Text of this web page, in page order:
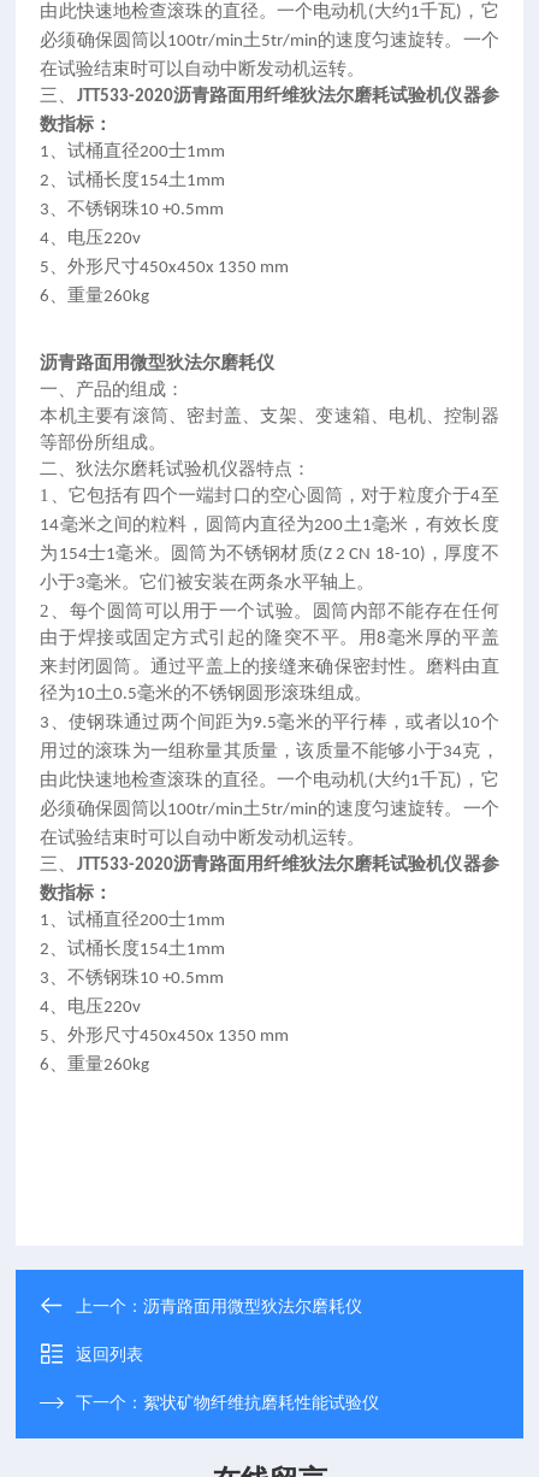
由此快速地检查滚珠的直径。一个电动机(大约1千瓦) ，它
必须确保圆筒以100tr/min土5tr/min的速度匀速旋转。一个
在试验结束时可以自动中断发动机运转。
三、 JTT533-2020沥青路面用纤维狄法尔磨耗试验机仪器参
数指标：
1 、试桶直径200士1mm
2
、试桶长度154土 1mm
3
、不锈钢珠10 +0.5mm
4
电压220v
5
、外形尺寸450x450x 1350 mm
6
、重量260kg
沥青路面用微型狄法尔磨耗仪
一、产品的组成：
本机主要有滚筒、密封盖、支架、变速箱、电机、控制器
等部份所组成。
二、狄法尔磨耗试验机仪器特点：
1、 它包括有四个一端封口的空心圆筒，对于粒度介于4至
14毫米之间的粒料，圆筒内直径为200土1毫米，有效长度
为 154士1毫米。圆筒为不锈钢材质(Z 2 CN 18-10) ，厚度不
小于3毫米。它们被安装在两条水平轴上。
2、 每个圆筒可以用于一个试验。圆筒内部不能存在任何
由于焊接或固定方式引起的隆突不平。用8毫米厚的平盖
来封闭圆筒。通过平盖上的接缝来确保密封性。磨料由直
径为10土0.5毫米的不锈钢圆形滚珠组成。
3 、使钢珠通过两个间距为9.5毫米的平行棒，或者以 10个
用过的滚珠为一组称量其质量，该质量不能够小于34克，
由此快速地检查滚珠的直径。一个电动机(大约1千瓦) ，它
必须确保圆筒以100tr/min土5tr/min的速度匀速旋转。一个
在试验结束时可以自动中断发动机运转。
三、 JTT533-2020沥青路面用纤维狄法尔磨耗试验机仪器参
数指标：
1 、试桶直径200士1mm
2
、试桶长度154土 1mm
3
、不锈钢珠10 +0.5mm
4
电压220v
5
、外形尺寸450x450x 1350 mm
6
、重量260kg
上一个：沥青路面用微型狄法尔磨耗仪
返回列表
下一个：絮状矿物纤维抗磨耗性能试验仪